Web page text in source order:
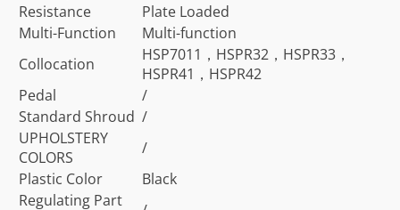
Resistance
Plate Loaded
Multi-Function
Multi-function
Collocation
HSP7011，HSPR32，HSPR33，
HSPR41，HSPR42
Pedal
/
Standard Shroud /
UPHOLSTERY
COLORS
/
Plastic Color
Black
Regulating Part